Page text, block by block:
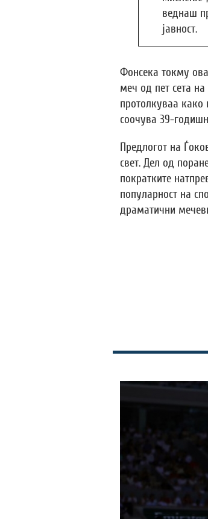
веднаш
јавност.
Фонсека токму
меч од пет сета
протолкуваа како
соочува 39-
Предлогот на
свет. Дел од
пократките
популарност на
драматични